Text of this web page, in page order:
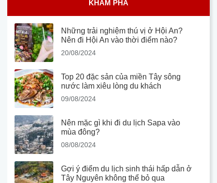
KHÁM PHÁ
Những trải nghiệm thú vị ở Hội An?
Nên đi Hội An vào thời điểm nào?
20/08/2024
Top 20 đặc sản của miền Tây sông
nước làm xiêu lòng du khách
09/08/2024
Nên mặc gì khi đi du lịch Sapa vào
mùa đông?
08/08/2024
Gợi ý điểm du lịch sinh thái hấp dẫn ở
Tây Nguyên không thể bỏ qua